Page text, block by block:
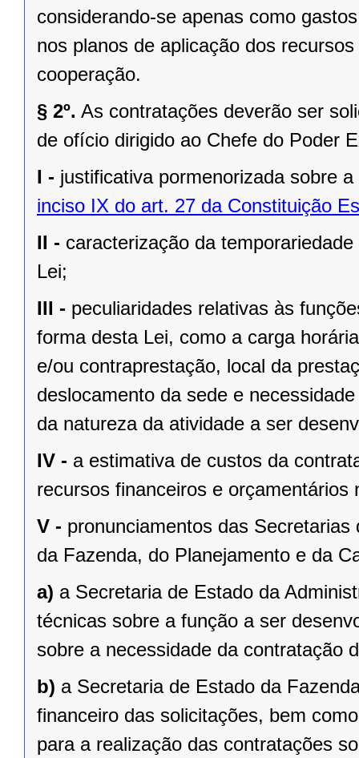
considerando-se apenas como
nos planos de aplicação dos
cooperação.
§ 2º. As contratações deverão ser
de ofício dirigido ao Chefe do Poder
I - justificativa pormenorizada sobre
inciso IX do art. 27 da Constituição
II - caracterização da
Lei;
III - peculiaridades relativas às
forma desta Lei, como a carga
e/ou contraprestação, local da
deslocamento da sede e
da natureza da atividade a ser
IV - a estimativa de custos da
recursos financeiros e
V - pronunciamentos das
da Fazenda, do Planejamento e da
a) a Secretaria de Estado da
técnicas sobre a função a ser
sobre a necessidade da contratação
b) a Secretaria de Estado da
financeiro das solicitações, bem
para a realização das contratações